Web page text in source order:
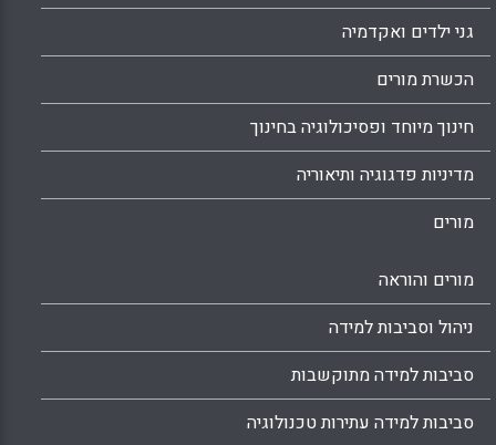
גני ילדים ואקדמיה
הכשרת מורים
חינוך מיוחד ופסיכולוגיה בחינוך
מדיניות פדגוגיה ותיאוריה
מורים
מורים והוראה
ניהול וסביבות למידה
סביבות למידה מתוקשבות
סביבות למידה עתירות טכנולוגיה